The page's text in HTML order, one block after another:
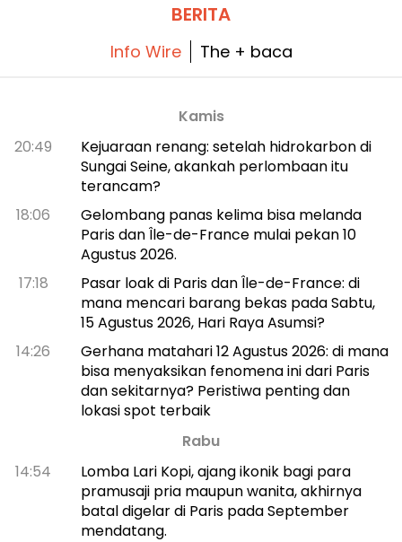
BERITA
Info Wire The + baca
Kamis
20:49
Kejuaraan renang: setelah hidrokarbon di
Sungai Seine, akankah perlombaan itu
terancam?
18:06
Gelombang panas kelima bisa melanda
Paris dan Île-de-France mulai pekan 10
Agustus 2026.
17:18
Pasar loak di Paris dan Île-de-France: di
mana mencari barang bekas pada Sabtu,
15 Agustus 2026, Hari Raya Asumsi?
14:26
Gerhana matahari 12 Agustus 2026: di mana
bisa menyaksikan fenomena ini dari Paris
dan sekitarnya? Peristiwa penting dan
lokasi spot terbaik
Rabu
14:54
Lomba Lari Kopi, ajang ikonik bagi para
pramusaji pria maupun wanita, akhirnya
batal digelar di Paris pada September
mendatang.